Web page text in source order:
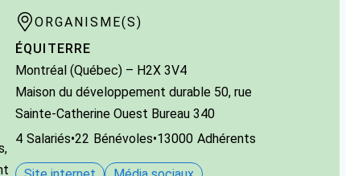
ORGANISME(S)
ÉQUITERRE
Montréal (Québec) – H2X 3V4
Maison du développement durable 50, rue
Sainte-Catherine Ouest Bureau 340
4 Salariés•22 Bénévoles•13000 Adhérents